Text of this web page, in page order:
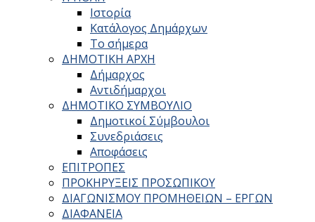
Ιστορία
Κατάλογος Δημάρχων
Το σήμερα
ΔΗΜΟΤΙΚΗ ΑΡΧΗ
Δήμαρχος
Αντιδήμαρχοι
ΔΗΜΟΤΙΚΟ ΣΥΜΒΟΥΛΙΟ
Δημοτικοί Σύμβουλοι
Συνεδριάσεις
Αποφάσεις
ΕΠΙΤΡΟΠΕΣ
ΠΡΟΚΗΡΥΞΕΙΣ ΠΡΟΣΩΠΙΚΟΥ
ΔΙΑΓΩΝΙΣΜΟΥ ΠΡΟΜΗΘΕΙΩΝ – ΕΡΓΩΝ
ΔΙΑΦΑΝΕΙΑ